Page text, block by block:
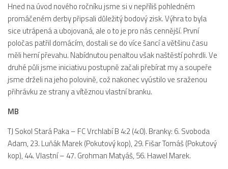
Zápasy 2024/25
2023/24
2022/23
2021/22
2020/21
2018/19
2017/18
Hned na úvod nového ročníku jsme si v nepříliš pohledném
promáčeném derby připsali důležitý bodový zisk. Výhra to byla
sice utrápená a ubojovaná, ale o to je pro nás cennější. První
poločas patřil domácím, dostali se do více šancí a většinu času
měli herní převahu. Nabídnutou penaltou však naštěstí pohrdli. Ve
druhé půli jsme iniciativu postupně začali přebírat my a soupeře
jsme drželi na jeho polovině, což nakonec vyústilo ve sraženou
přihrávku ze strany a vítěznou vlastní branku.
MB
TJ Sokol Stará Paka – FC Vrchlabí B 4:2 (4:0). Branky: 6. Svoboda
Adam, 23. Luňák Marek (Pokutový kop), 29. Fišar Tomáš (Pokutový
kop), 44. Vlastní – 47. Grohman Matyáš, 56. Hawel Marek.